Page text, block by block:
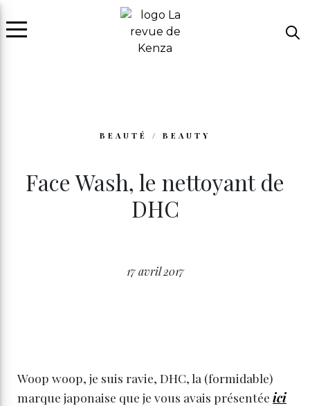
BEAUTÉ / BEAUTY
Face Wash, le nettoyant de
DHC
17 avril 2017
Woop woop, je suis ravie, DHC, la (formidable)
marque japonaise que je vous avais présentée ici